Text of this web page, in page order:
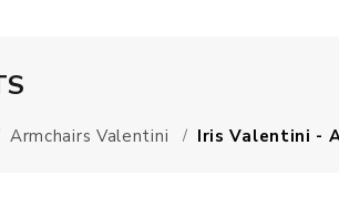
Armchairs Valentini Iris Valentini -